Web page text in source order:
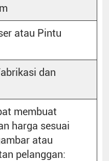
atau Pintu
dan
membuat
harga sesuai
atau
pelanggan: